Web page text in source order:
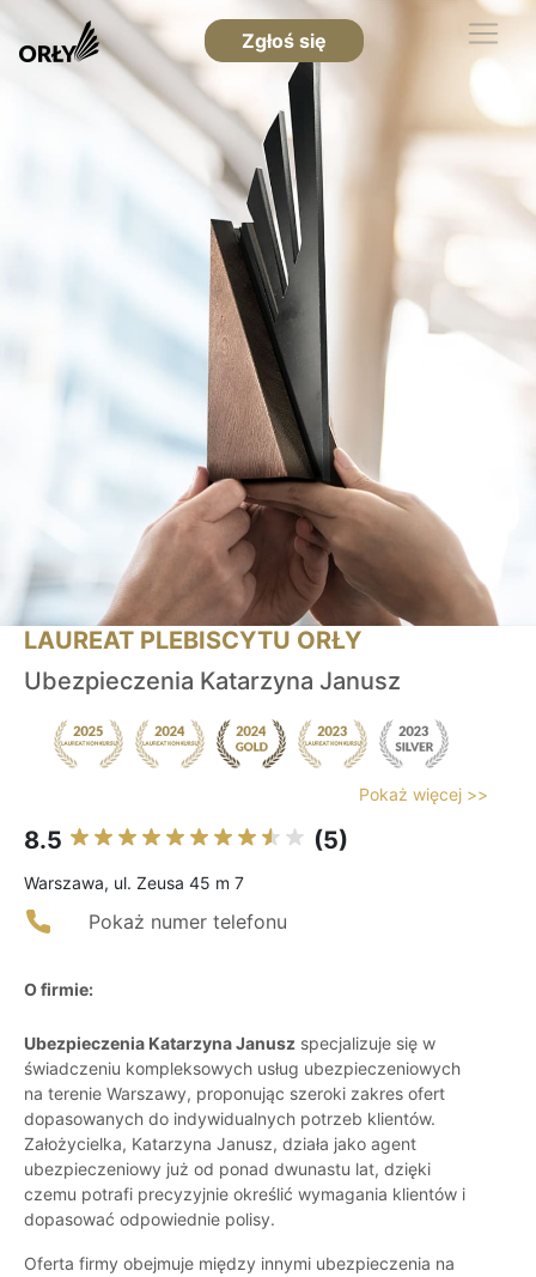
Zgłoś się
LAUREAT PLEBISCYTU ORŁY
Ubezpieczenia Katarzyna Janusz
Pokaż więcej >>
8.5 (5)
Warszawa, ul. Zeusa 45 m 7
Pokaż numer telefonu
O firmie:
Ubezpieczenia Katarzyna Janusz specjalizuje się w
świadczeniu kompleksowych usług ubezpieczeniowych
na terenie Warszawy, proponując szeroki zakres ofert
dopasowanych do indywidualnych potrzeb klientów.
Założycielka, Katarzyna Janusz, działa jako agent
ubezpieczeniowy już od ponad dwunastu lat, dzięki
czemu potrafi precyzyjnie określić wymagania klientów i
dopasować odpowiednie polisy.
Oferta firmy obejmuje między innymi ubezpieczenia na